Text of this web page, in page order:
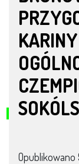
Opublikowano